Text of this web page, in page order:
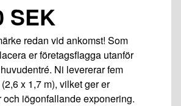
SEK
redan vid ankomst! Som
er företagsflagga utanför
Ni levererar fem
x 1,7 m), vilket ger er
och iögonfallande exponering.